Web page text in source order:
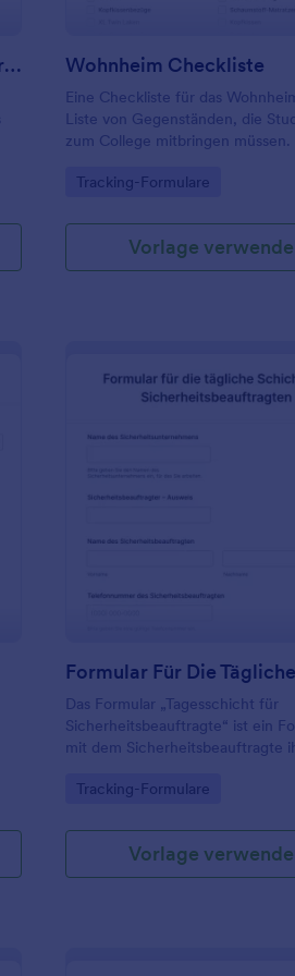
Formular Zur Erfassung Von Parkplätzen Wohnheim Checkliste
Eine Checkliste für das
Liste von Gegenständen, die
zum College mitbringen müssen.
Go to Category:
Tracking-Formulare
Vorlage
Das Formular „Tagesschicht für
Sicherheitsbeauftragte“ ist ein
mit dem Sicherheitsbeauftragte
Go to Category:
Tracking-Formulare
Vorlage